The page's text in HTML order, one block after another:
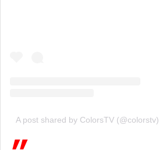
A post shared by ColorsTV (@colorstv)